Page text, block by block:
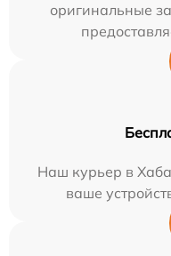
оригинальные
Наш курьер в
ваше